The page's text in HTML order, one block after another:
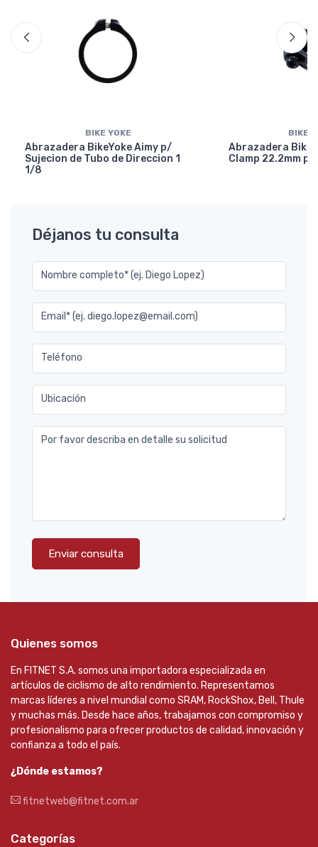
BIKE YOKE
Abrazadera BikeYoke Aimy p/
Sujecion de Tubo de Direccion 1
1/8
BIKE
Abrazadera
Clamp 22.2mm
Déjanos tu consulta
Nombre completo* (ej. Diego Lopez)
Email* (ej. diego.lopez@email.com)
Teléfono
Ubicación
Por favor describa en detalle su solicitud
Enviar consulta
Quienes somos
En FITNET S.A. somos una importadora especializada en
artículos de ciclismo de alto rendimiento. Representamos
marcas líderes a nivel mundial como SRAM, RockShox, Bell, Thule
y muchas más. Desde hace años, trabajamos con compromiso y
profesionalismo para ofrecer productos de calidad, innovación y
confianza a todo el país.
¿Dónde estamos?
fitnetweb@fitnet.com.ar
Categorías